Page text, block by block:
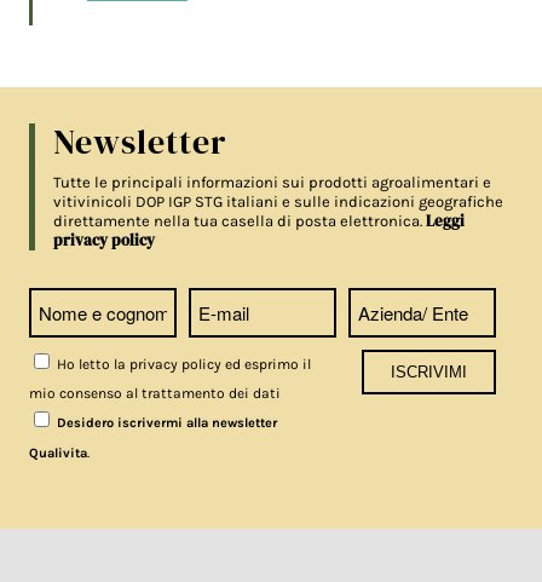
Newsletter
Tutte le principali informazioni sui prodotti agroalimentari e
vitivinicoli DOP IGP STG italiani e sulle indicazioni geografiche
direttamente nella tua casella di posta elettronica.Leggi
privacy policy
Ho letto la privacy policy ed esprimo il
mio consenso al trattamento dei dati
Desidero iscrivermi alla newsletter
Qualivita.